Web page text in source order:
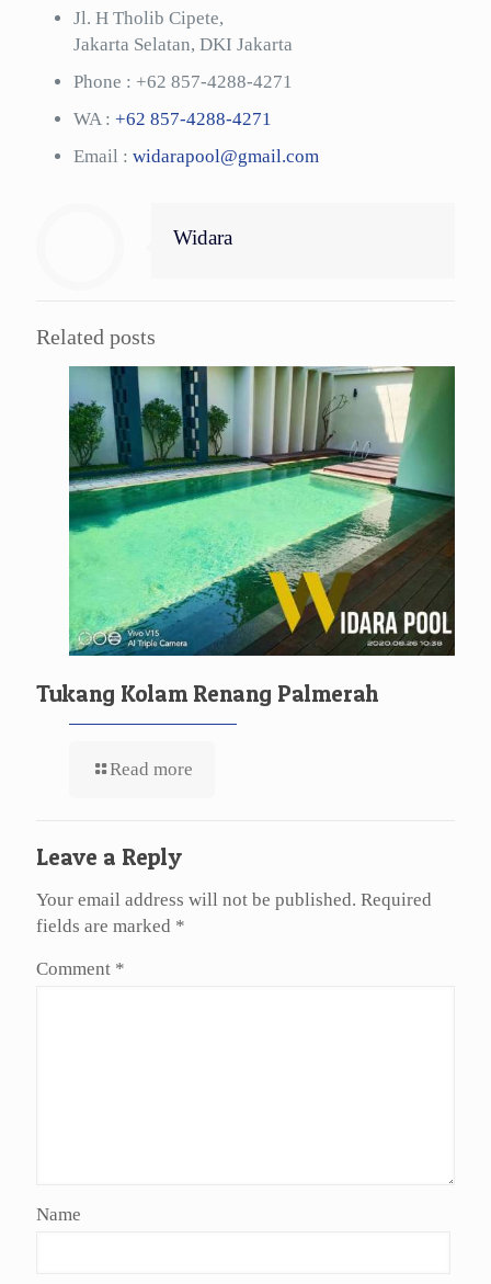
Jl. H Tholib Cipete,
Jakarta Selatan, DKI Jakarta
Phone : +62 857-4288-4271
WA : +62 857-4288-4271
Email : widarapool@gmail.com
Widara
Related posts
Tukang Kolam Renang Palmerah
Read more
Leave a Reply
Your email address will not be published. Required
fields are marked *
Comment *
Name